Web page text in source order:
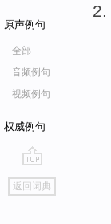
原声例句
全部
音频例句
视频例句
权威例句
go
top
返回词典